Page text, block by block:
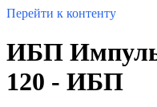
Перейти к контенту
ИБП
120 - ИБП